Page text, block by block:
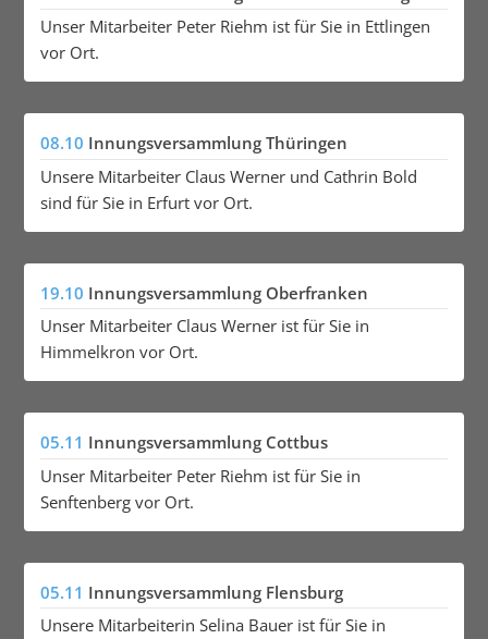
Unser Mitarbeiter Peter Riehm ist für Sie in Ettlingen
vor Ort.
08.10 Innungsversammlung Thüringen
Unsere Mitarbeiter Claus Werner und Cathrin Bold
sind für Sie in Erfurt vor Ort.
19.10 Innungsversammlung Oberfranken
Unser Mitarbeiter Claus Werner ist für Sie in
Himmelkron vor Ort.
05.11 Innungsversammlung Cottbus
Unser Mitarbeiter Peter Riehm ist für Sie in
Senftenberg vor Ort.
05.11 Innungsversammlung Flensburg
Unsere Mitarbeiterin Selina Bauer ist für Sie in